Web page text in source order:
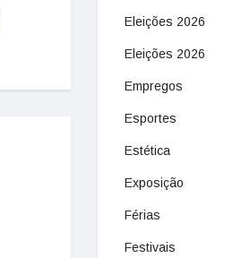
Eleições 2026
Eleições 2026
Empregos
Esportes
Estética
Exposição
Férias
Festivais